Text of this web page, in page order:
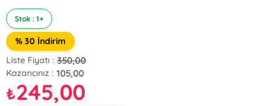
Stok : 1+
% 30 İndirim
Liste Fiyatı : 350,00
Kazancınız : 105,00
₺245,00